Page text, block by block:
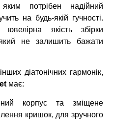
потрібен надійний
на будь-якій гучності.
якість збірки
не залишить бажати
діатонічних гармонік,
має:
корпус та зміщене
кришок, для зручного